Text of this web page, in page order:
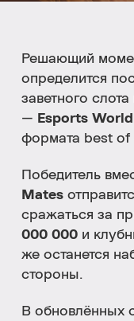
Решающий
определится
заветного
— Esports
формата best of
Победитель
Mates
сражаться за
000 000 и
же останется
стороны.
В обновлённых